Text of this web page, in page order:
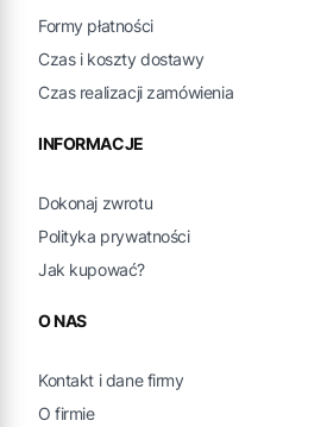
Formy płatności
Czas i koszty dostawy
Czas realizacji zamówienia
INFORMACJE
Dokonaj zwrotu
Polityka prywatności
Jak kupować?
O NAS
Kontakt i dane firmy
O firmie